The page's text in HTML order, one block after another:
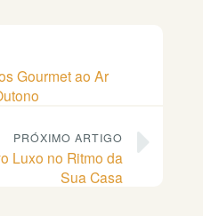
Gourmet ao Ar
PRÓXIMO ARTIGO
Luxo no Ritmo da
Sua Casa